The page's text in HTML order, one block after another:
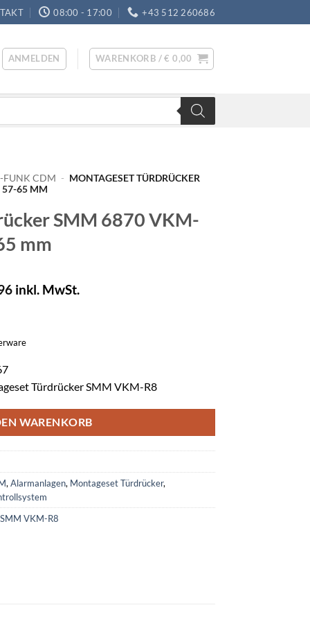
08:00 - 17:00 +43 512 260686
ANMELDEN WARENKORB /€ 0,00
FUNK CDM - MONTAGESET TÜRDRÜCKER
57-65 MM
SMM 6870 VKM-
mm
inkl. MwSt.
Türdrücker SMM VKM-R8
WARENKORB
,Alarmanlagen, Montageset Türdrücker,
VKM-R8